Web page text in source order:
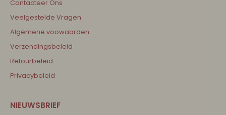
Contacteer Ons
Veelgestelde Vragen
Algemene voowaarden
Verzendingsbeleid
Retourbeleid
Privacybeleid